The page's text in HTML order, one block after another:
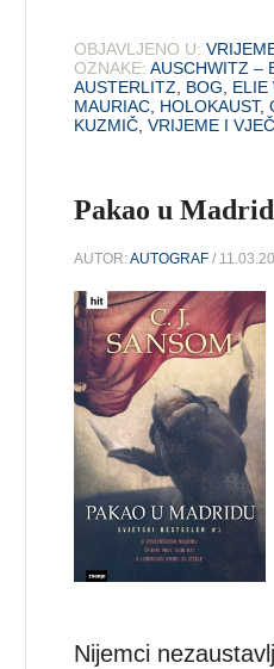
OBJAVLJENO U:
OZNAKE: AUSCHWITZ –
AUSTERLITZ, BOG, ELIE
MAURIAC, HOLOKAUST,
KUZMIČ,VRIJEME I
Pakao u
AUTOR:AUTOGRAF /
Nijemci